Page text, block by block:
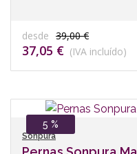
desde 39,00 €
37,05 € (IVA incluído)
5 %
Sonpura